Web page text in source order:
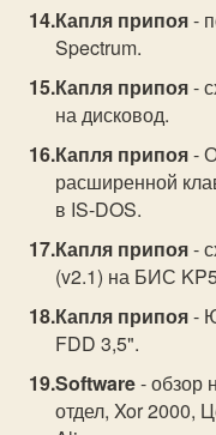
Капля припоя-
Spectrum.
Капля припоя-
на дисковод.
Капля припоя-
расширенной
в IS-DOS.
Капля припоя-
(v2.1) на БИС
Капля припоя-
FDD 3,5".
Software- обзор
отдел, Xor 2000,